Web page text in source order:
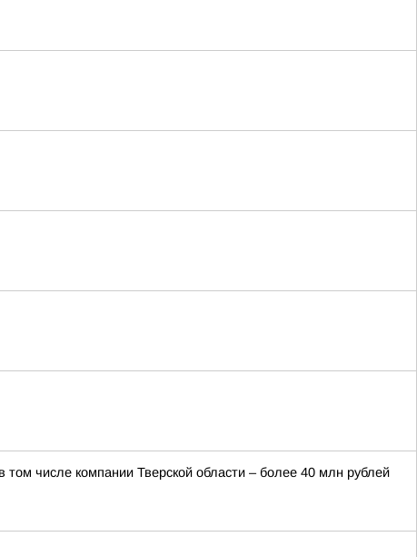
числе компании Тверской области – более 40 млн рублей